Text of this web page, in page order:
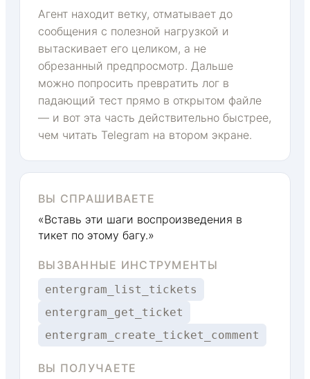
Агент находит ветку, отматывает до
сообщения с полезной нагрузкой и
вытаскивает его целиком, а не
обрезанный предпросмотр. Дальше
можно попросить превратить лог в
падающий тест прямо в открытом файле
— и вот эта часть действительно быстрее,
чем читать Telegram на втором экране.
ВЫ СПРАШИВАЕТЕ
«Вставь эти шаги воспроизведения в
тикет по этому багу.»
ВЫЗВАННЫЕ ИНСТРУМЕНТЫ
entergram_list_tickets
entergram_get_ticket
entergram_create_ticket_comment
ВЫ ПОЛУЧАЕТЕ